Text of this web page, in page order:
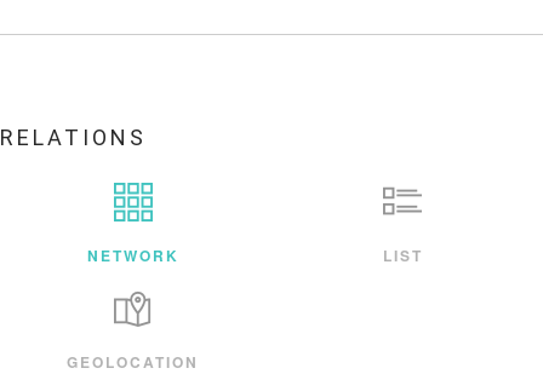
RELATIONS
NETWORK LIST
GEOLOCATION